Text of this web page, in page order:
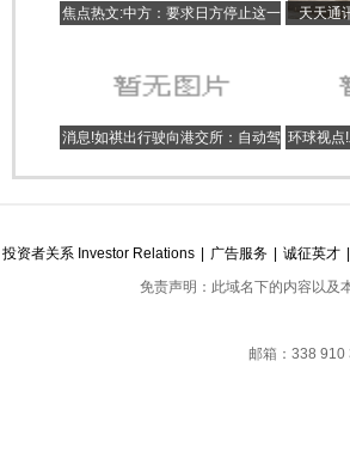
焦点热文:中方：要求日方停止这一
天天通
消息!如祺出行驶向港交所：自动驾 环球视点
投资者关系 Investor Relations 广告服务 诚征英才
免责声明：此域名下的内容以及
邮箱：338 910